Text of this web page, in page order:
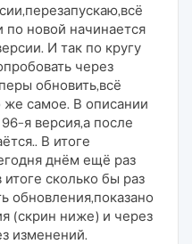
по новой начинается
И так по кругу
через
обновить,всё
же самое. В описании
я версия,а после
В итоге
днём ещё раз
сколько бы раз
обновления,показано
(скрин ниже) и через
изменений.